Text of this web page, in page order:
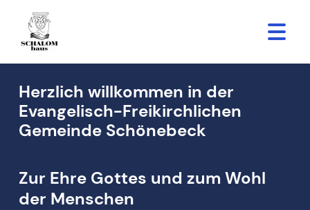
Herzlich willkommen in der
Evangelisch-Freikirchlichen
Gemeinde Schönebeck
Zur Ehre Gottes und zum Wohl
der Menschen